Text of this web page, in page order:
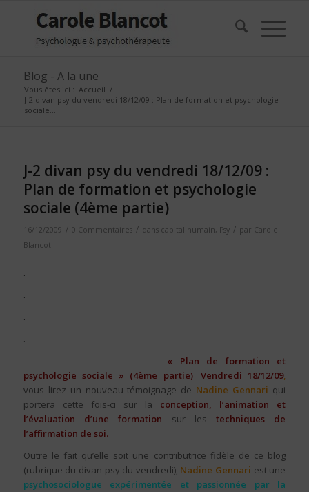
Blog - A la une
Vous êtes ici : Accueil /
J-2 divan psy du vendredi 18/12/09 : Plan de formation et psychologie
sociale...
J-2 divan psy du vendredi 18/12/09 :
Plan de formation et psychologie
sociale (4ème partie)
16/12/2009 / 0 Commentaires / dans capital humain, Psy / par Carole
Blancot
.
.
.
.
« Plan de formation et
psychologie sociale » (4ème partie),Vendredi 18/12/09,
vous lirez un nouveau témoignage de Nadine Gennari qui
portera cette fois-ci sur la conception, l’animation et
l’évaluation d’une formation sur lestechniques de
l’affirmation de soi.
Outre le fait qu’elle soit une contributrice fidèle de ce blog
(rubrique du divan psy du vendredi), Nadine Gennari est une
psychosociologue expérimentée et passionnée par la